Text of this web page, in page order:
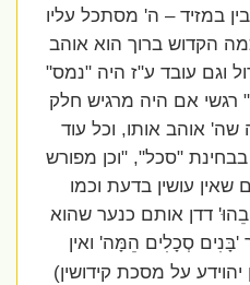
במזיד – ה' מסתכל עליו
הקדוש ברוך הוא אוהב
וגם עובד ע"ז היה "נמס"
אם היה מרגיש חלק
אוהב אותו, וכל עוד
"סכל", "וכן מפורש
עושין בדעת וכמו
דדן אותם כנער שהוא
סְכָלִים הֵמָּה' ואין
על מסכת קידושין)